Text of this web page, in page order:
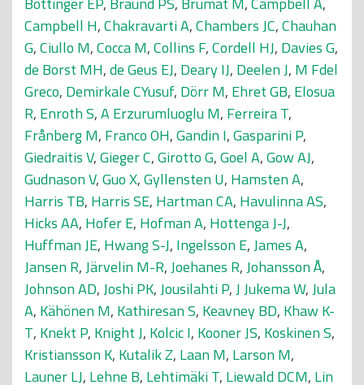
Campbell H,Chakravarti A,Chambers JC,Chauhan
G,Ciullo M,Cocca M,Collins F,Cordell HJ, Davies G,
de Borst MH,de Geus EJ, Deary IJ, Deelen J, M Fdel
Greco, Demirkale CYusuf, Dörr M, Ehret GB, Elosua
R, Enroth S,A Erzurumluoglu M, Ferreira T,
Frånberg M, Franco OH,Gandin I,Gasparini P,
Giedraitis V,Gieger C,Girotto G,Goel A,Gow AJ,
Gudnason V,Guo X,Gyllensten U, Hamsten A,
Harris TB, Harris SE, Hartman CA, Havulinna AS,
Hicks AA, Hofer E, Hofman A, Hottenga J-J,
Huffman JE, Hwang S-J, Ingelsson E,James A,
Jansen R,Järvelin M-R,Joehanes R,Johansson Å,
Johnson AD,Joshi PK,Jousilahti P,J Jukema W,Jula
A, Kähönen M, Kathiresan S, Keavney BD, Khaw K-
T, Knekt P, Knight J, Kolcic I, Kooner JS, Koskinen S,
Kristiansson K, Kutalik Z, Laan M, Larson M,
Launer LJ, Lehne B, Lehtimäki T, Liewald DCM, Lin